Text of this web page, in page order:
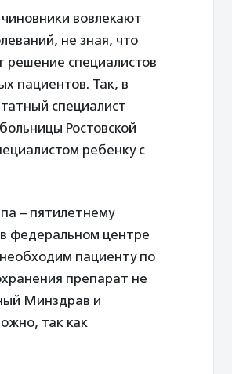
вовлекают
не зная, что
решение специалистов
пациентов. Так, в
специалист
Ростовской
ребенку с
– пятилетнему
федеральном центре
пациенту по
препарат не
Минздрав и
так как